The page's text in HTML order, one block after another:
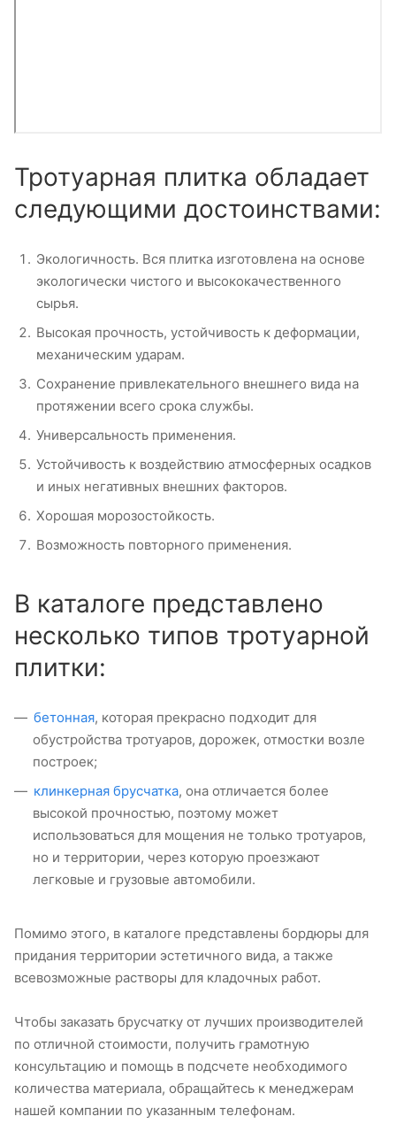
Тротуарная плитка обладает
следующими достоинствами:
Экологичность. Вся плитка изготовлена на основе
экологически чистого и высококачественного
сырья.
Высокая прочность, устойчивость к деформации,
механическим ударам.
Сохранение привлекательного внешнего вида на
протяжении всего срока службы.
Универсальность применения.
Устойчивость к воздействию атмосферных осадков
и иных негативных внешних факторов.
Хорошая морозостойкость.
Возможность повторного применения.
В каталоге представлено
несколько типов тротуарной
плитки:
бетонная, которая прекрасно подходит для
обустройства тротуаров, дорожек, отмостки возле
построек;
клинкерная брусчатка, она отличается более
высокой прочностью, поэтому может
использоваться для мощения не только тротуаров,
но и территории, через которую проезжают
легковые и грузовые автомобили.
Помимо этого, в каталоге представлены бордюры для
придания территории эстетичного вида, а также
всевозможные растворы для кладочных работ.
Чтобы заказать брусчатку от лучших производителей
по отличной стоимости, получить грамотную
консультацию и помощь в подсчете необходимого
количества материала, обращайтесь к менеджерам
нашей компании по указанным телефонам.